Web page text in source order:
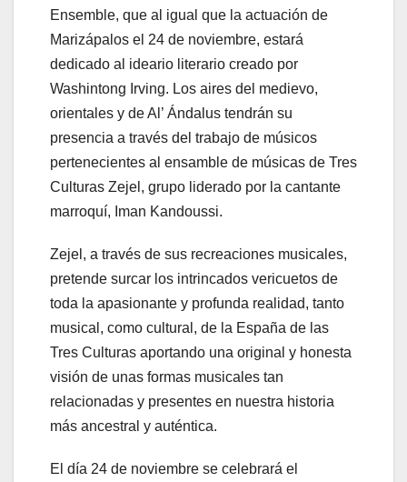
Ensemble, que al igual que la actuación de
Marizápalos el 24 de noviembre, estará
dedicado al ideario literario creado por
Washintong Irving. Los aires del medievo,
orientales y de Al’ Ándalus tendrán su
presencia a través del trabajo de músicos
pertenecientes al ensamble de músicas de Tres
Culturas Zejel, grupo liderado por la cantante
marroquí, Iman Kandoussi.
Zejel, a través de sus recreaciones musicales,
pretende surcar los intrincados vericuetos de
toda la apasionante y profunda realidad, tanto
musical, como cultural, de la España de las
Tres Culturas aportando una original y honesta
visión de unas formas musicales tan
relacionadas y presentes en nuestra historia
más ancestral y auténtica.
El día 24 de noviembre se celebrará el